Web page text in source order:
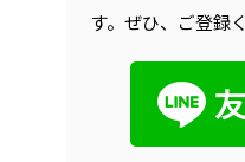
す。ぜひ、ご登録